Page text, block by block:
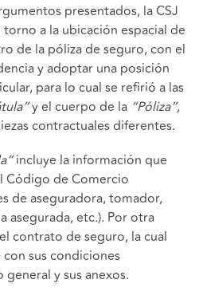
presentados, la CSJ
a la ubicación espacial de
de la póliza de seguro, con el
y adoptar una posición
para lo cual se refirió a las
y el cuerpo de la “Póliza”,
contractuales diferentes.
incluye la información que
Código de Comercio
de aseguradora, tomador,
asegurada, etc.). Por otra
contrato de seguro, la cual
sus condiciones
y sus anexos.